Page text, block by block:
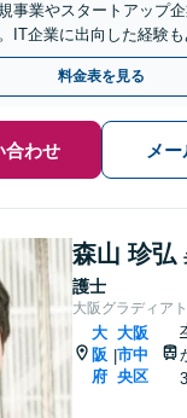
事業やスタートアップ企
IT企業に出向した経験
相談可】【夜間・土日
料金表を見る
合わせ メ
森山 珍弘
護士
大阪グラディア
大
阪
府
|
大阪
市中
央区